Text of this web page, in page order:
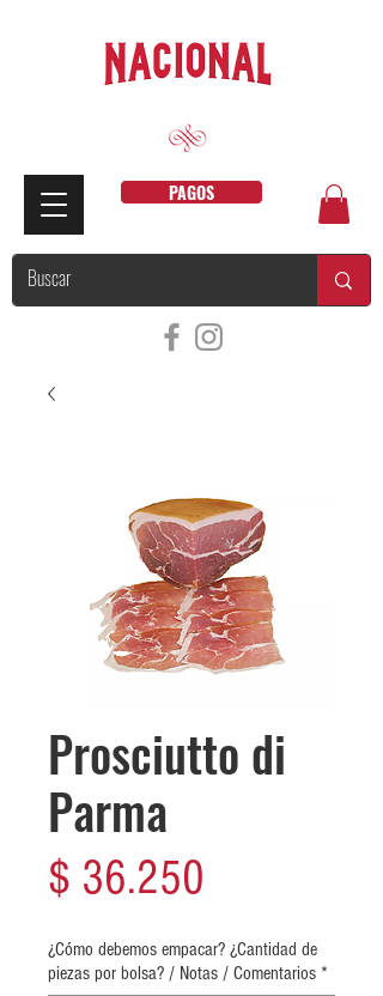
PAGOS
Prosciutto di
Parma
$ 36.250
¿Cómo debemos empacar? ¿Cantidad de
piezas por bolsa? / Notas / Comentarios *